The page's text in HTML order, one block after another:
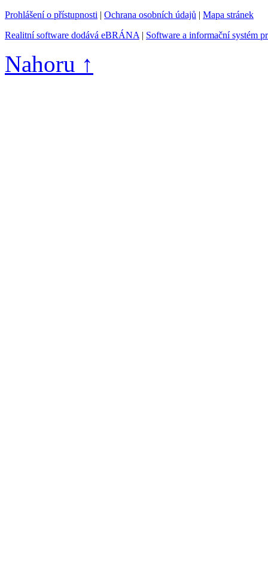
Prohlášení o přístupnosti | Ochrana osobních údajů | Mapa stránek
Realitní software dodává eBRÁNA | Software a informační systém
Nahoru ↑